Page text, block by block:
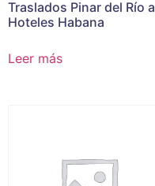
Traslados Pinar del Río a
Hoteles Habana
Leer más